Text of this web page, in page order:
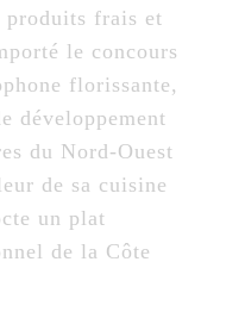
produits frais et
le concours
florissante,
développement
du Nord-Ouest
de sa cuisine
un plat
de la Côte